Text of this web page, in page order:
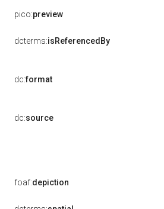
pico:preview
dcterms:isReferencedBy
dc:format
dc:source
foaf:depiction